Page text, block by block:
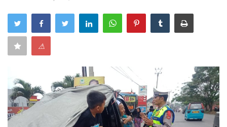
Pelanggaran
Ketertiban
Keamanan
Kejahatan
⚠